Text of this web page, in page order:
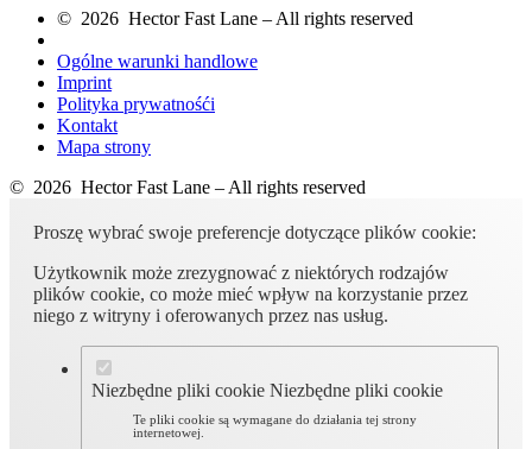
© 2026 Hector Fast Lane – All rights reserved
Ogólne warunki handlowe
Imprint
Polityka prywatnośći
Kontakt
Mapa strony
© 2026 Hector Fast Lane – All rights reserved
Proszę wybrać swoje preferencje dotyczące plików cookie:
Użytkownik może zrezygnować z niektórych rodzajów
plików cookie, co może mieć wpływ na korzystanie przez
niego z witryny i oferowanych przez nas usług.
Niezbędne pliki cookie Niezbędne pliki cookie
Te pliki cookie są wymagane do działania tej strony
internetowej.